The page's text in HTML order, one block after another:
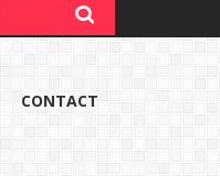
CONTACT